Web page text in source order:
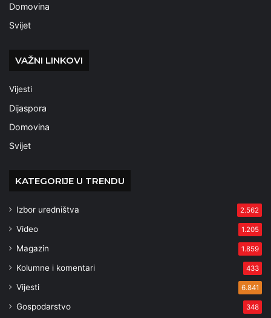
Domovina
Svijet
VAŽNI LINKOVI
Vijesti
Dijaspora
Domovina
Svijet
KATEGORIJE U TRENDU
Izbor uredništva 2.562
Video 1.205
Magazin 1.859
Kolumne i komentari 433
Vijesti 6.841
Gospodarstvo 348